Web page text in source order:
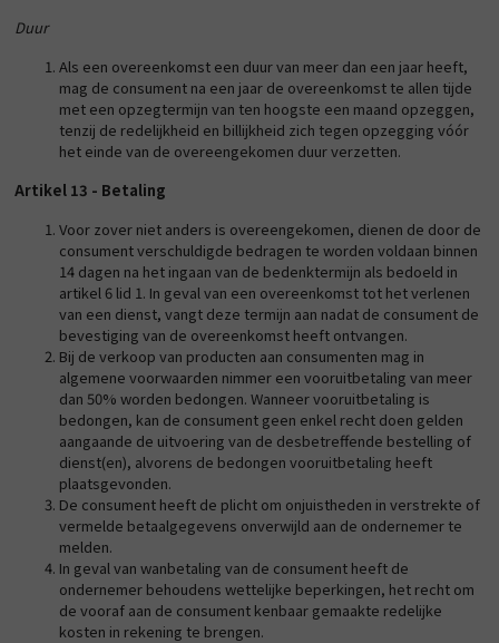
Duur
Als een overeenkomst een duur van meer dan een jaar heeft,
mag de consument na een jaar de overeenkomst te allen tijde
met een opzegtermijn van ten hoogste een maand opzeggen,
tenzij de redelijkheid en billijkheid zich tegen opzegging vóór
het einde van de overeengekomen duur verzetten.
Artikel 13 - Betaling
Voor zover niet anders is overeengekomen, dienen de door de
consument verschuldigde bedragen te worden voldaan binnen
14 dagen na het ingaan van de bedenktermijn als bedoeld in
artikel 6 lid 1. In geval van een overeenkomst tot het verlenen
van een dienst, vangt deze termijn aan nadat de consument de
bevestiging van de overeenkomst heeft ontvangen.
Bij de verkoop van producten aan consumenten mag in
algemene voorwaarden nimmer een vooruitbetaling van meer
dan 50% worden bedongen. Wanneer vooruitbetaling is
bedongen, kan de consument geen enkel recht doen gelden
aangaande de uitvoering van de desbetreffende bestelling of
dienst(en), alvorens de bedongen vooruitbetaling heeft
plaatsgevonden.
De consument heeft de plicht om onjuistheden in verstrekte of
vermelde betaalgegevens onverwijld aan de ondernemer te
melden.
In geval van wanbetaling van de consument heeft de
ondernemer behoudens wettelijke beperkingen, het recht om
de vooraf aan de consument kenbaar gemaakte redelijke
kosten in rekening te brengen.